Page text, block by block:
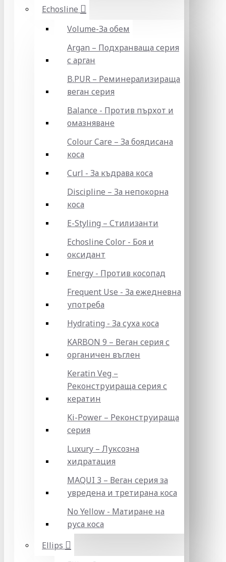
Echosline
Volume-За обем
Argan – Подхранваща серия
с арган
B.PUR – Реминерализираща
веган серия
Balance - Против пърхот и
омазняване
Colour Care – За боядисана
коса
Curl - За къдрава коса
Discipline – За непокорна
коса
E-Styling – Стилизанти
Echosline Color - Боя и
оксидант
Energy - Против косопад
Frequent Use - За ежедневна
употреба
Hydrating - За суха коса
KARBON 9 – Веган серия с
органичен въглен
Keratin Veg –
Реконструираща серия с
кератин
Ki-Power – Реконструираща
серия
Luxury – Луксозна
хидратация
MAQUI 3 – Веган серия за
увредена и третирана коса
No Yellow - Матиране на
руса коса
Ellips